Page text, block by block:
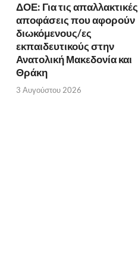
ΔΟΕ: Για τις απαλλακτικές
αποφάσεις που αφορούν
διωκόμενους/ες
εκπαιδευτικούς στην
Ανατολική Μακεδονία και
Θράκη
3 Αυγούστου 2026